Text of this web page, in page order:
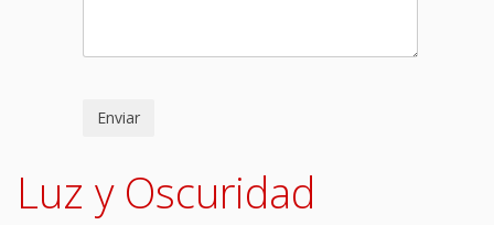
Enviar
Luz y Oscuridad